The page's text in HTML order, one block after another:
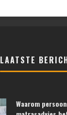
LAATSTE
Waarom